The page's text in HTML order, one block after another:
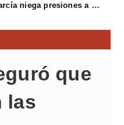
Ángel García niega presiones a comercios y asegura que el Ayuntamiento cumple "de manera muy rigurosa" la Ley de Contratos
que
las